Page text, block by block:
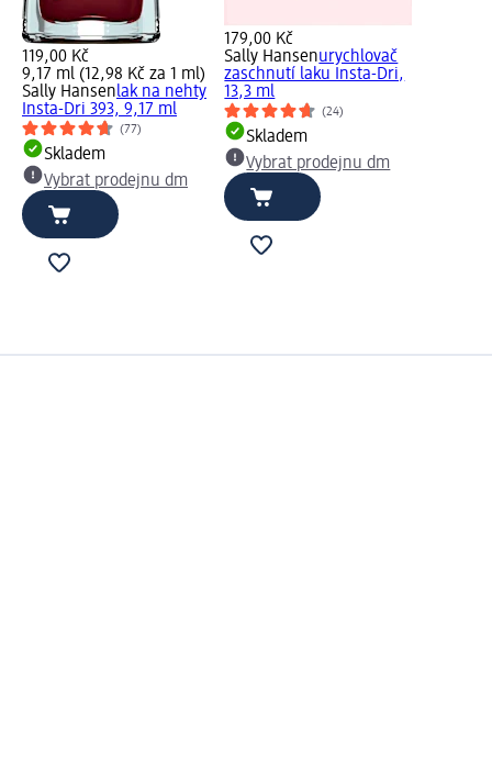
119,00 Kč
9,17 ml (12,98 Kč za 1 ml)
Sally Hansenlak na nehty
Insta-Dri 393, 9,17 ml
(77)
Skladem
Vybrat prodejnu dm
179,00 Kč
Sally Hansenurychlovač
zaschnutí laku Insta-Dri,
13,3 ml
(24)
Skladem
Vybrat prodejnu dm